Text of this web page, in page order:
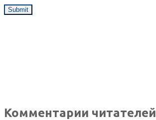
Комментарии читателей